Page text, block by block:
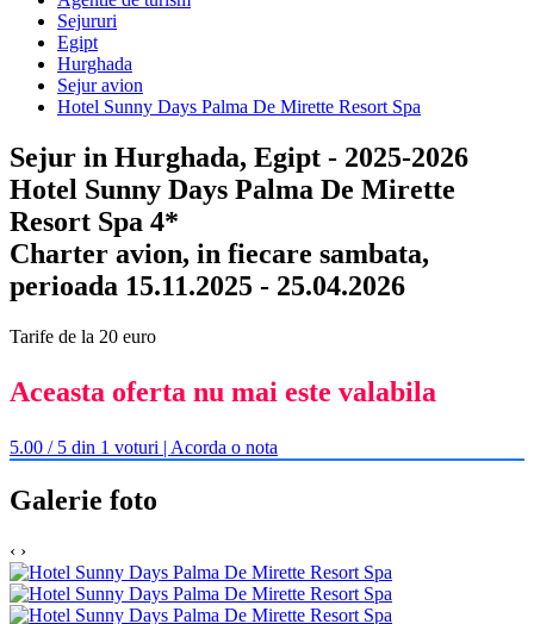
Sejururi
Egipt
Hurghada
Sejur avion
Hotel Sunny Days Palma De Mirette Resort Spa
Sejur in Hurghada, Egipt - 2025-2026
Hotel Sunny Days Palma De Mirette
Resort Spa 4*
Charter avion, in fiecare sambata,
perioada 15.11.2025 - 25.04.2026
Tarife de la 20 euro
Aceasta oferta nu mai este valabila
5.00 / 5 din 1 voturi | Acorda o nota
Galerie foto
‹ ›